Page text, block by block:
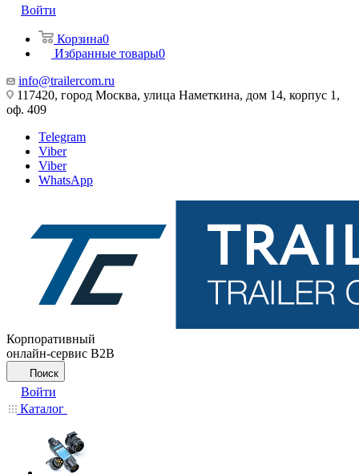
Войти
Корзина0
Избранные товары0
info@trailercom.ru
117420, город Москва, улица Наметкина, дом 14, корпус 1,
оф. 409
Telegram
Viber
Viber
WhatsApp
Корпоративный
онлайн-сервис B2B
Поиск
Войти
Каталог